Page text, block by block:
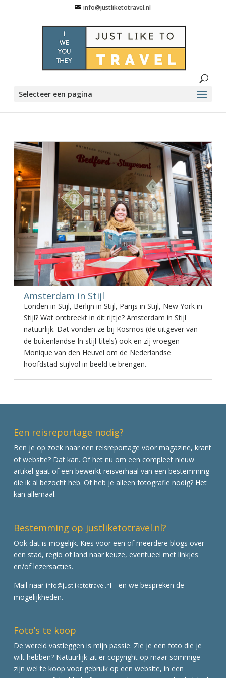
info@justliketotravel.nl
Selecteer een pagina
Amsterdam in Stijl
Londen in Stijl, Berlijn in Stijl, Parijs in Stijl, New York in
Stijl? Wat ontbreekt in dit rijtje? Amsterdam in Stijl
natuurlijk. Dat vonden ze bij Kosmos (de uitgever van
de buitenlandse In stijl-titels) ook en zij vroegen
Monique van den Heuvel om de Nederlandse
hoofdstad stijlvol in beeld te brengen.
Een reisreportage nodig?
Ben je op zoek naar een reisreportage voor magazine, krant
of website? Dat kan. Of het nu om een compleet nieuw
artikel gaat of een bewerkt reisverhaal van een bestemming
die ik al bezocht heb. Of heb je alleen fotografie nodig? Het
kan allemaal.
Bestemming op justliketotravel.nl?
Ook dat is mogelijk. Kies voor een of meerdere blogs over
een stad, regio of land naar keuze, eventueel met linkjes
en/of lezersacties.
Mail naar info@justliketotravel.nl
en we bespreken de
mogelijkheden.
Foto’s te koop
De wereld vastleggen is mijn passie. Zie je een foto die je
wilt hebben? Natuurlijk zit er copyright op maar sommige
zijn wel te koop voor gebruik op een website, in een